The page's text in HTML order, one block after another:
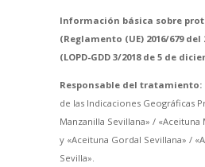
Información básica sobre
(Reglamento (UE) 2016/679 del
(LOPD-GDD 3/2018 de 5 de
Responsable del tratamiento:
de las Indicaciones Geográficas
Manzanilla Sevillana» / «Aceituna
y «Aceituna Gordal Sevillana» /
Sevilla».